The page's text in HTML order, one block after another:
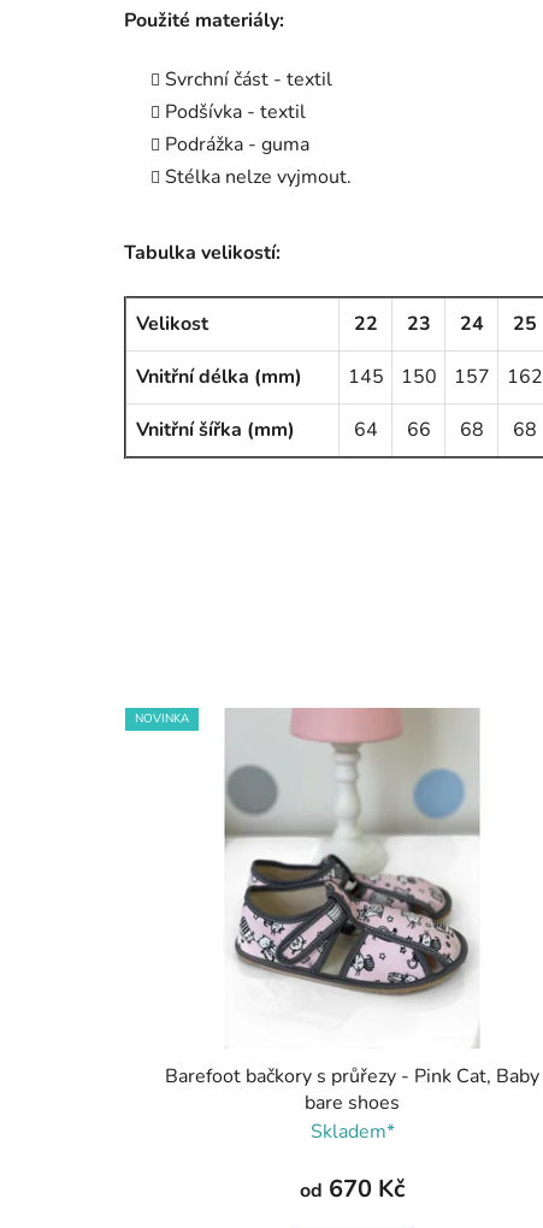
Použité materiály:
Svrchní část - textil
Podšívka - textil
Podrážka - guma
Stélka nelze vyjmout.
Tabulka velikostí:
Velikost 22 23 24 25
Vnitřní délka (mm)
145 150 157 162
Vnitřní šířka (mm)
64 66 68 68
NOVINKA
Barefoot bačkory s průřezy - Pink Cat, Baby
bare shoes
Skladem*
od 670 Kč